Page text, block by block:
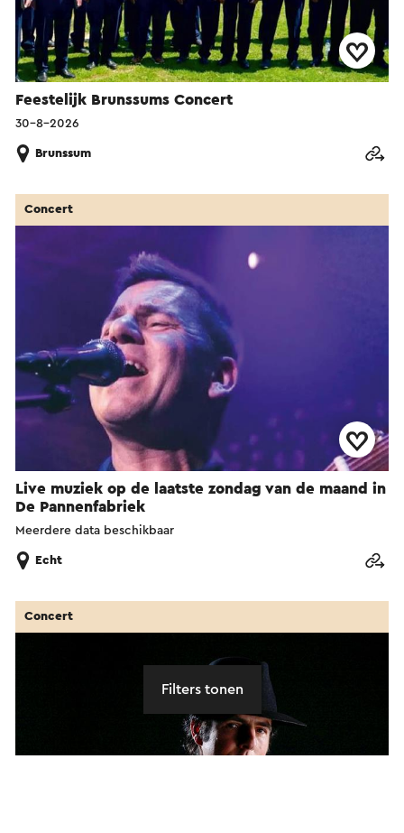
Feestelijk Brunssums Concert
30-8-2026
Brunssum
Live muziek op de laatste zondag van de maand in
De Pannenfabriek
Concert
Meerdere data beschikbaar
Echt
Concert
Filters tonen